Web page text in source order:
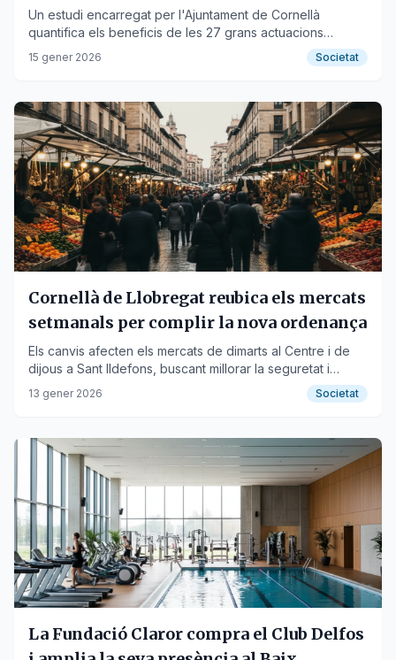
estalvi econòmic
Un estudi encarregat per l'Ajuntament de Cornellà
quantifica els beneficis de les 27 grans actuacions
urbanes desenvolupades des de 2017.
15 gener 2026 Societat
Cornellà de Llobregat reubica els mercats
setmanals per complir la nova ordenança
Els canvis afecten els mercats de dimarts al Centre i de
dijous a Sant Ildefons, buscant millorar la seguretat i
l'accessibilitat.
13 gener 2026 Societat
La Fundació Claror compra el Club Delfos